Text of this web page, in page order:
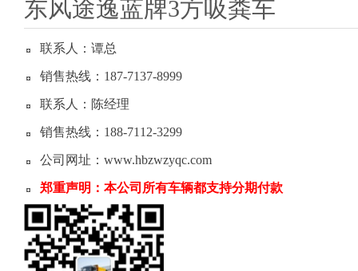
东风途逸蓝牌3方吸粪车
联系人：谭总
销售热线：187-7137-8999
联系人：陈经理
销售热线：188-7112-3299
公司网址：www.hbzwzyqc.com
郑重声明：本公司所有车辆都支持分期付款